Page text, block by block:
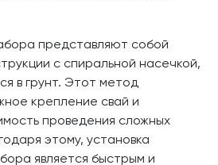
представляют собой
с спиральной насечкой,
в грунт. Этот метод
крепление свай и
проведения сложных
этому, установка
является быстрым и